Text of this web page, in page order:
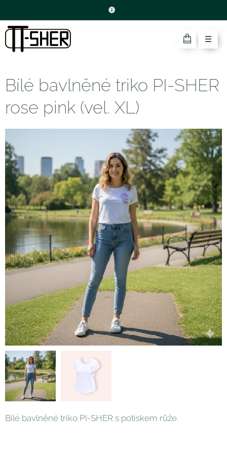
Bílé bavlněné triko PI-SHER
rose pink (vel. XL)
Bílé bavlněné triko PI-SHER s potiskem růže.